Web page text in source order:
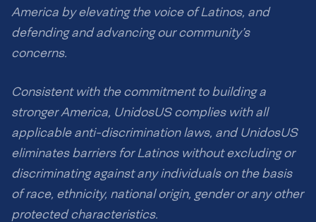
America by elevating the voice of Latinos, and
defending and advancing our community’s
concerns.
Consistent with the commitment to building a
stronger America, UnidosUS complies with all
applicable anti-discrimination laws, and UnidosUS
eliminates barriers for Latinos without excluding or
discriminating against any individuals on the basis
of race, ethnicity, national origin, gender or any other
protected characteristics.